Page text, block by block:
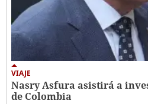
VIAJE
Nasry Asfura asistirá a
de Colombia